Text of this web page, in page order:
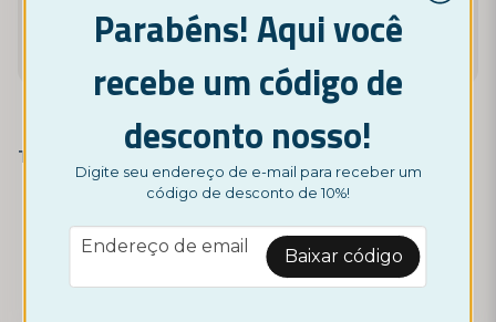
NORDICTEST
Teste de gravidez, 10 unidades
14,95 €
COMPRAR AGORA
NORDICTEST
7,95 €
COMPRAR AGORA
Parabéns! Aqui você
recebe um código de
desconto nosso!
Digite seu endereço de e-mail para receber um
código de desconto de 10%!
email
Endereço de email Baixar código